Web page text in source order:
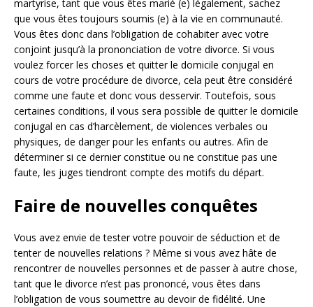
martyrise, tant que vous êtes marié (e) légalement, sachez
que vous êtes toujours soumis (e) à la vie en communauté.
Vous êtes donc dans l’obligation de cohabiter avec votre
conjoint jusqu’à la prononciation de votre divorce. Si vous
voulez forcer les choses et quitter le domicile conjugal en
cours de votre procédure de divorce, cela peut être considéré
comme une faute et donc vous desservir. Toutefois, sous
certaines conditions, il vous sera possible de quitter le domicile
conjugal en cas d’harcèlement, de violences verbales ou
physiques, de danger pour les enfants ou autres. Afin de
déterminer si ce dernier constitue ou ne constitue pas une
faute, les juges tiendront compte des motifs du départ.
Faire de nouvelles conquêtes
Vous avez envie de tester votre pouvoir de séduction et de
tenter de nouvelles relations ? Même si vous avez hâte de
rencontrer de nouvelles personnes et de passer à autre chose,
tant que le divorce n’est pas prononcé, vous êtes dans
l’obligation de vous soumettre au devoir de fidélité. Une